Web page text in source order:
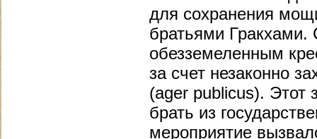
для сохранения
братьями Гракхами.
обезземеленным
за счет незаконно
(ager publicus). Этот
брать из
мероприятие